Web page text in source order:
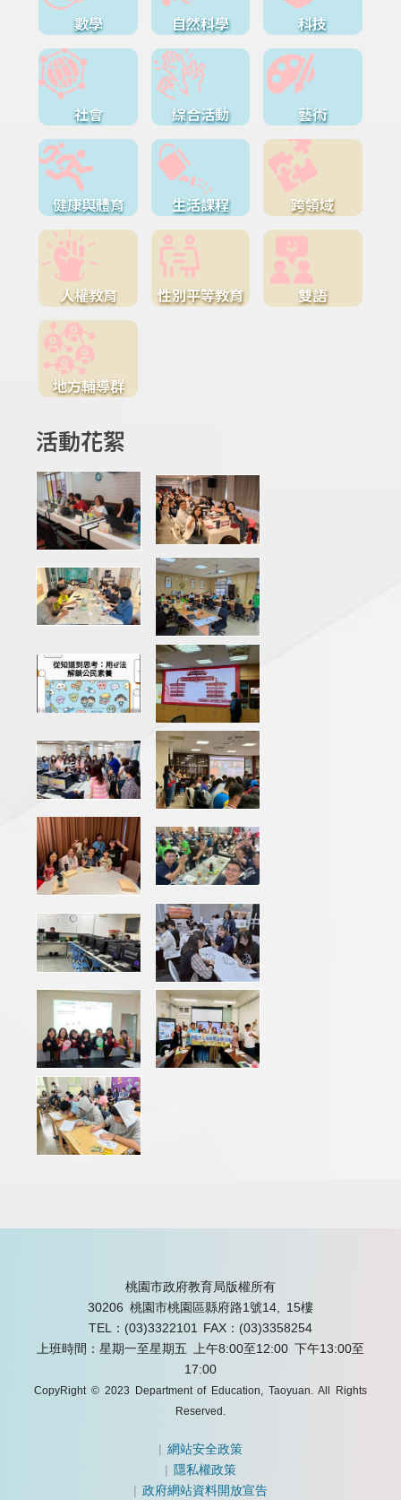
數學 自然科學 科技
社會 綜合活動 藝術
健康與體育 生活課程 跨領域
人權教育 性別平等教育 雙語
地方輔導群
活動花絮
桃園市政府教育局版權所有
30206 桃園市桃園區縣府路1號14, 15樓
TEL：(03)3322101
FAX：(03)3358254
上班時間：星期一至星期五 上午8:00至12:00 下午13:00至
17:00
CopyRight © 2023 Department of Education, Taoyuan. All Rights
Reserved.
|網站安全政策
| 隱私權政策
|政府網站資料開放宣告